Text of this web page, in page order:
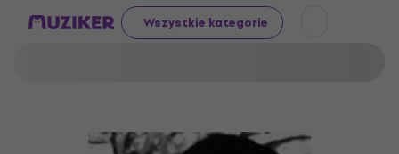
Wszystkie kategorie